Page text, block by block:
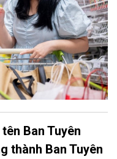
Ban Tuyên
thành Ban Tuyên